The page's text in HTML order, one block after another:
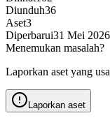
Diunduh36
Aset3
Diperbarui31 Mei 2026
Menemukan masalah?
Laporkan aset yang
Laporkan aset